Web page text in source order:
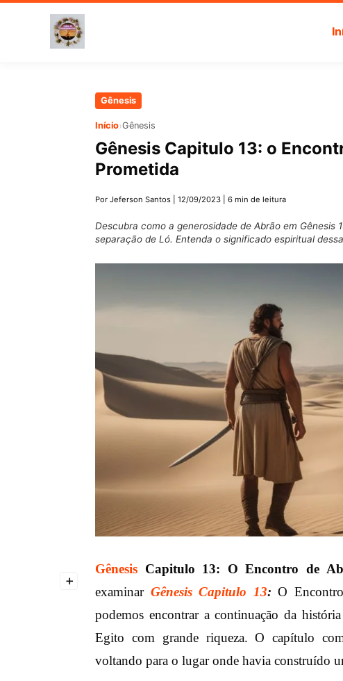
Gênesis
Início›Gênesis
Gênesis Capitulo 13: o
Prometida
Por Jeferson Santos 12/09/2023 6 min de leitura
Descubra como a generosidade de Abrão em Gênesis
separação de Ló. Entenda o significado espiritual
+
Gênesis Capitulo 13: O Encontro de
examinar Gênesis Capitulo 13: O
podemos encontrar a continuação da
Egito com grande riqueza. O capítulo
voltando para o lugar onde havia construído